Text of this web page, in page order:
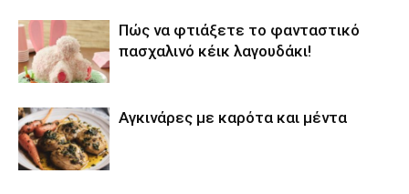
Πώς να φτιάξετε το φανταστικό
πασχαλινό κέικ λαγουδάκι!
Αγκινάρες με καρότα και μέντα